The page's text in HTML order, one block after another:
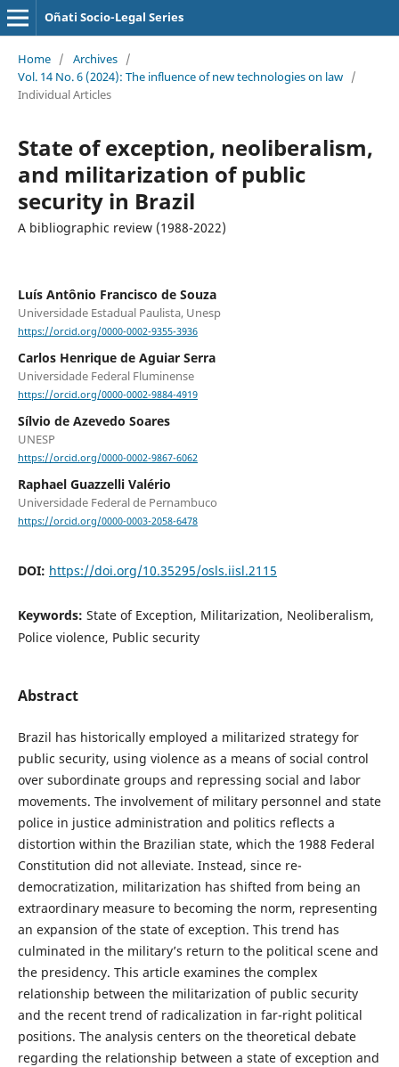
Oñati Socio-Legal Series
Home / Archives /
Vol. 14 No. 6 (2024): The influence of new technologies on law /
Individual Articles
State of exception, neoliberalism,
and militarization of public
security in Brazil
A bibliographic review (1988-2022)
Luís Antônio Francisco de Souza
Universidade Estadual Paulista, Unesp
https://orcid.org/0000-0002-9355-3936
Carlos Henrique de Aguiar Serra
Universidade Federal Fluminense
https://orcid.org/0000-0002-9884-4919
Sílvio de Azevedo Soares
UNESP
https://orcid.org/0000-0002-9867-6062
Raphael Guazzelli Valério
Universidade Federal de Pernambuco
https://orcid.org/0000-0003-2058-6478
DOI: https://doi.org/10.35295/osls.iisl.2115
Keywords: State of Exception, Militarization, Neoliberalism,
Police violence, Public security
Abstract
Brazil has historically employed a militarized strategy for
public security, using violence as a means of social control
over subordinate groups and repressing social and labor
movements. The involvement of military personnel and state
police in justice administration and politics reflects a
distortion within the Brazilian state, which the 1988 Federal
Constitution did not alleviate. Instead, since re-
democratization, militarization has shifted from being an
extraordinary measure to becoming the norm, representing
an expansion of the state of exception. This trend has
culminated in the military’s return to the political scene and
the presidency. This article examines the complex
relationship between the militarization of public security
and the recent trend of radicalization in far-right political
positions. The analysis centers on the theoretical debate
regarding the relationship between a state of exception and